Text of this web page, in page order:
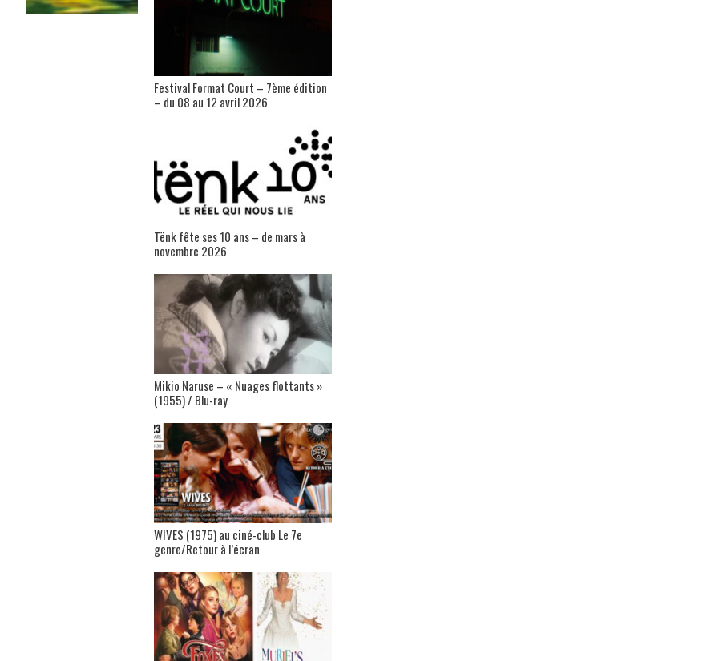
Festival Format Court – 7ème édition
– du 08 au 12 avril 2026
Tënk fête ses 10 ans – de mars à
novembre 2026
Mikio Naruse – « Nuages flottants »
(1955) / Blu-ray
WIVES (1975) au ciné-club Le 7e
genre/Retour à l’écran